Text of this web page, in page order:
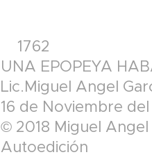
1762
UNA EPOPEYA
Lic.Miguel Angel
16 de Noviembre
© 2018 Miguel
Autoedición